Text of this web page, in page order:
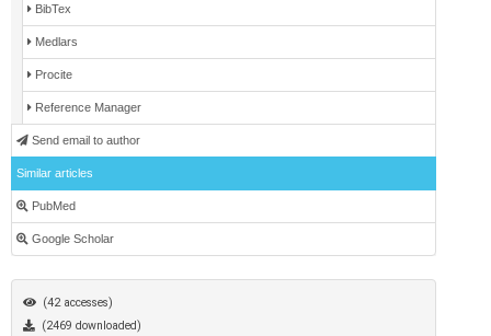
BibTex
Medlars
Procite
Reference Manager
Send email to author
Similar articles
PubMed
Google Scholar
(42 accesses)
(2469 downloaded)